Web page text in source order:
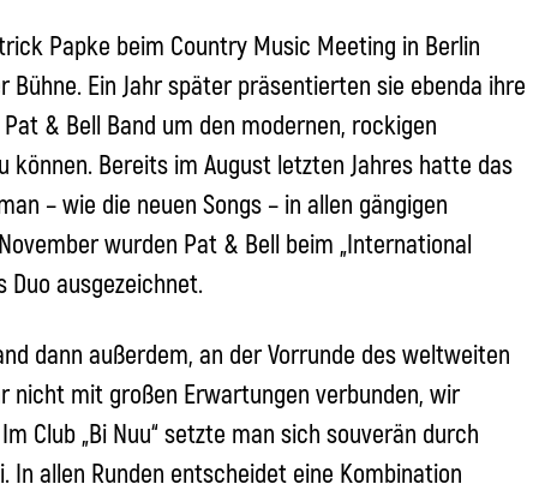
Papke beim Country Music Meeting in Berlin
Ein Jahr später präsentierten sie ebenda ihre
& Bell Band um den modernen, rockigen
Bereits im August letzten Jahres hatte das
– wie die neuen Songs – in allen gängigen
wurden Pat & Bell beim „International
Duo ausgezeichnet.
dann außerdem, an der Vorrunde des weltweiten
nicht mit großen Erwartungen verbunden, wir
Club „Bi Nuu“ setzte man sich souverän durch
allen Runden entscheidet eine Kombination